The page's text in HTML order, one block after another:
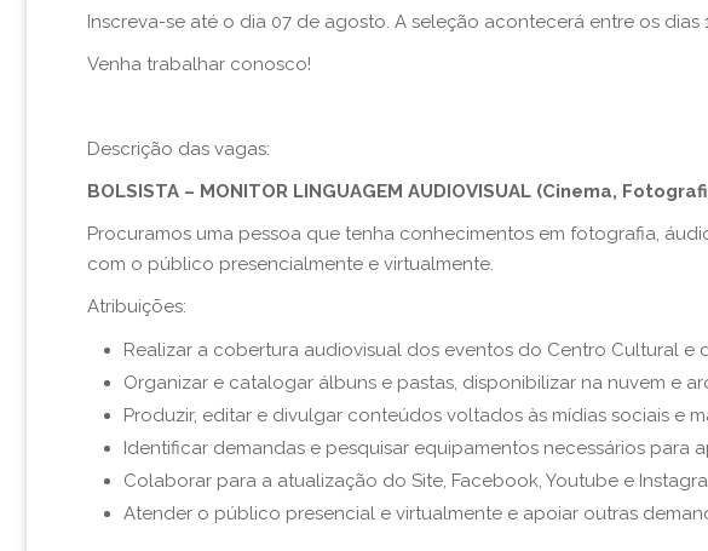
Inscreva-se até o dia 07 de agosto. A seleção acontecerá entre os dias
Venha trabalhar conosco!
Descrição das vagas:
BOLSISTA – MONITOR LINGUAGEM AUDIOVISUAL (Cinema,
Procuramos uma pessoa que tenha conhecimentos em fotografia,
com o público presencialmente e virtualmente.
Atribuições:
Realizar a cobertura audiovisual dos eventos do Centro Cultural e
Organizar e catalogar álbuns e pastas, disponibilizar na nuvem e
Produzir, editar e divulgar conteúdos voltados às mídias sociais e
Identificar demandas e pesquisar equipamentos necessários para
Colaborar para a atualização do Site, Facebook, Youtube e
Atender o público presencial e virtualmente e apoiar outras